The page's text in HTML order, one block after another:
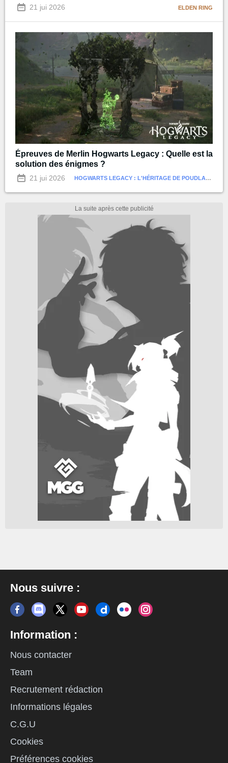
21 jui 2026 ELDEN RING
Épreuves de Merlin Hogwarts Legacy : Quelle est la
solution des énigmes ?
21 jui 2026 HOGWARTS LEGACY : L'HÉRITAGE DE POUDLARD
Nous suivre :
Information :
Nous contacter
Team
Recrutement rédaction
Informations légales
C.G.U
Cookies
Préférences cookies